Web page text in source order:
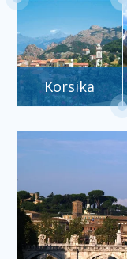
Korsika